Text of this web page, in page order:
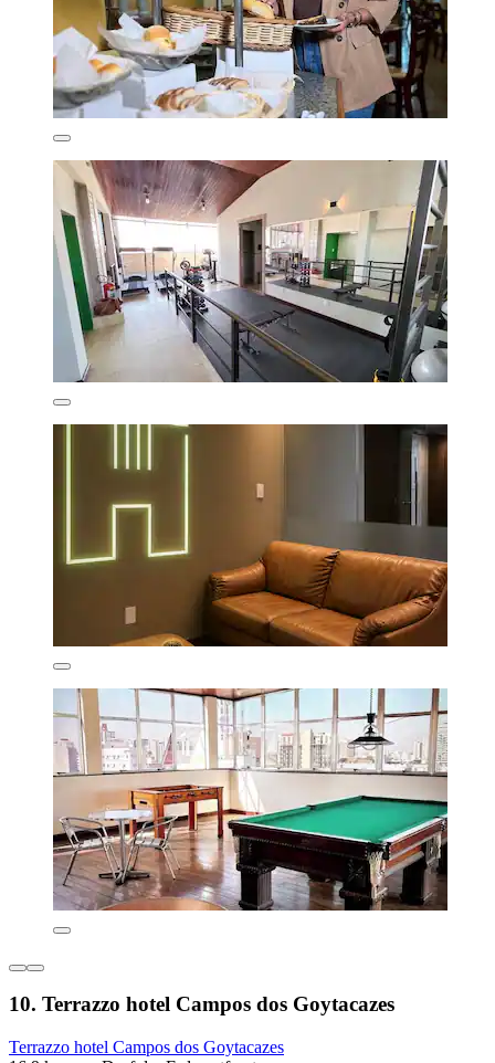
10. Terrazzo hotel Campos dos Goytacazes
Terrazzo hotel Campos dos Goytacazes